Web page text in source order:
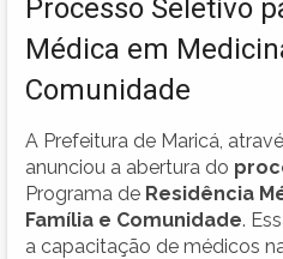
Processo Seletivo
Médica em
Comunidade
A Prefeitura de Maricá,
anunciou a abertura do
Programa de Residência
Família e Comunidade.
a capacitação de médicos